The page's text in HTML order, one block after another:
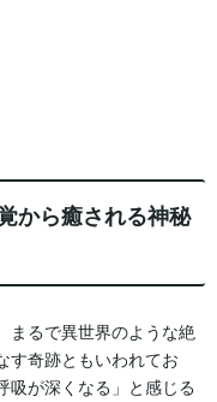
から癒される神秘
まるで異世界のような絶
す奇跡ともいわれてお
吸が深くなる」と感じる